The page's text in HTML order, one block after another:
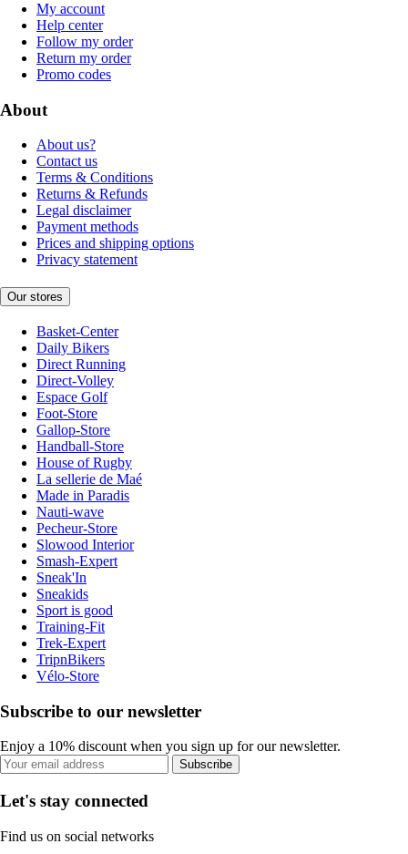
My account
Help center
Follow my order
Return my order
Promo codes
About
About us?
Contact us
Terms & Conditions
Returns & Refunds
Legal disclaimer
Payment methods
Prices and shipping options
Privacy statement
Our stores
Basket-Center
Daily Bikers
Direct Running
Direct-Volley
Espace Golf
Foot-Store
Gallop-Store
Handball-Store
House of Rugby
La sellerie de Maé
Made in Paradis
Nauti-wave
Pecheur-Store
Slowood Interior
Smash-Expert
Sneak'In
Sneakids
Sport is good
Training-Fit
Trek-Expert
TripnBikers
Vélo-Store
Subscribe to our newsletter
Enjoy a 10% discount when you sign up for our newsletter.
Subscribe
Let's stay connected
Find us on social networks